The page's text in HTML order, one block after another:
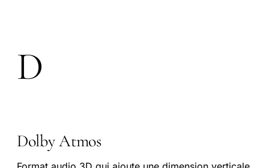
D
Dolby Atmos